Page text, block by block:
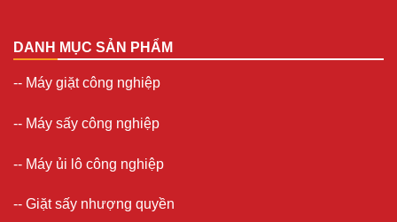
DANH MỤC SẢN PHẨM
-- Máy giặt công nghiệp
-- Máy sấy công nghiệp
-- Máy ủi lô công nghiệp
-- Giặt sấy nhượng quyền